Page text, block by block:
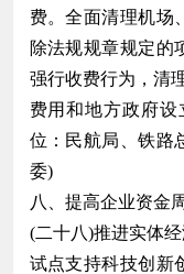
费。全面清理机场
除法规规章规定的
强行收费行为，清
费用和地方政府
位：民航局、铁路
委)
八、提高企业资金
(二十八)推进实体
试点支持科技创新